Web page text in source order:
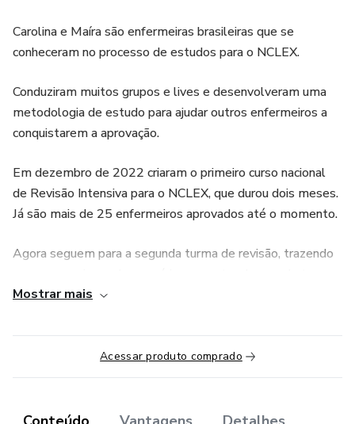
Carolina e Maíra são enfermeiras brasileiras que se
conheceram no processo de estudos para o NCLEX.
Conduziram muitos grupos e lives e desenvolveram uma
metodologia de estudo para ajudar outros enfermeiros a
conquistarem a aprovação.
Em dezembro de 2022 criaram o primeiro curso nacional
de Revisão Intensiva para o NCLEX, que durou dois meses.
Já são mais de 25 enfermeiros aprovados até o momento.
Agora seguem para a segunda turma de revisão, trazendo
excelência em cada detalhe.
Mostrar mais
Acessar produto comprado